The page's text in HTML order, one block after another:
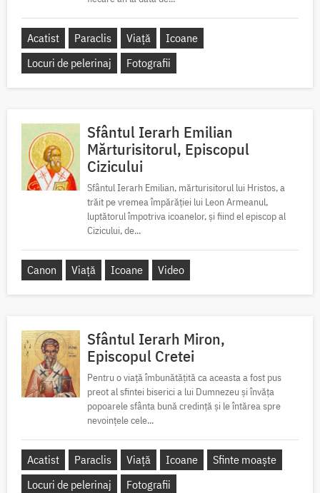
Acatist Paraclis Viață
Icoane
Locuri de pelerinaj
Fotografii
Sfântul Ierarh Emilian
Mărturisitorul, Episcopul
Cizicului
Sfântul Ierarh Emilian, mărturisitorul lui Hristos, a
trăit pe vremea împărăției lui Leon Armeanul,
luptătorul împotriva icoanelor, și fiind el episcop al
Cizicului, de...
Canon Viață Icoane Video
Sfântul Ierarh Miron,
Episcopul Cretei
Pentru o viață îmbunătățită ca aceasta a fost pus
preot al sfintei biserici a lui Dumnezeu și învăța
popoarele sfânta bună credință și le întărea spre
nevoințele cele...
Acatist Paraclis Viață Icoane
Sfinte moaște
Locuri de pelerinaj
Fotografii